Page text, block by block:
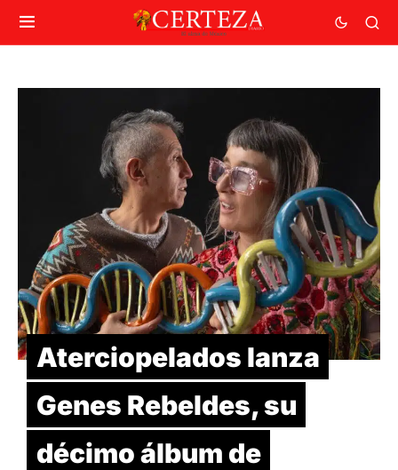
Aterciopelados lanza
Genes Rebeldes, su
décimo álbum de